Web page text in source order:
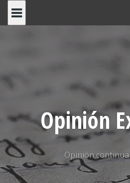
Opinión
Opinión